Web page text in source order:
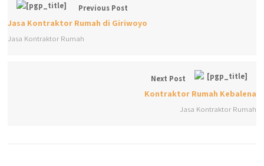
Previous Post
Jasa Kontraktor Rumah di Giriwoyo
Jasa Kontraktor Rumah
Next Post
Kontraktor Rumah Kebalena
Jasa Kontraktor Rumah